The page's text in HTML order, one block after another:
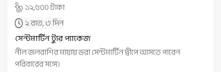
১২,৫০০ টাকা
২ রাত, ৩ দিন
সেন্টমার্টিন ট্যুর প্যাকেজ
নীল জলরাশির মায়ায় ভরা সেন্টমার্টিন দ্বীপে আসতে পারেন
পরিবারের সঙ্গে।